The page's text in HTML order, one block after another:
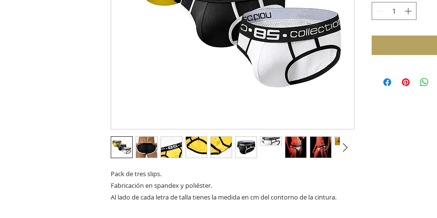
Pack de tres slips.
Fabricación en spandex y poliéster.
Al lado de cada letra de talla tienes la medida en cm del contorno de la cintura.